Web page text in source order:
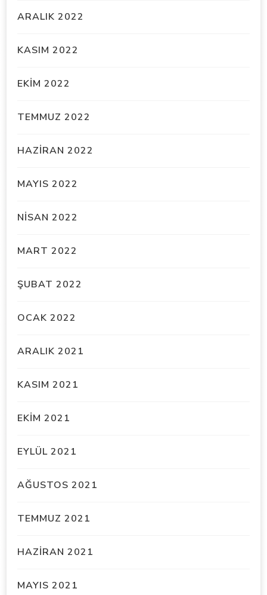
ARALIK 2022
KASIM 2022
EKIM 2022
TEMMUZ 2022
HAZIRAN 2022
MAYIS 2022
NISAN 2022
MART 2022
ŞUBAT 2022
OCAK 2022
ARALIK 2021
KASIM 2021
EKIM 2021
EYLÜL 2021
AĞUSTOS 2021
TEMMUZ 2021
HAZIRAN 2021
MAYIS 2021